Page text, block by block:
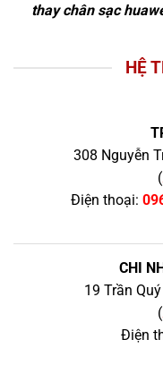
thay chân sạc
HỆ
308 Nguyễn
(
Điện thoại:
CHI
19 Trần
(
Điện